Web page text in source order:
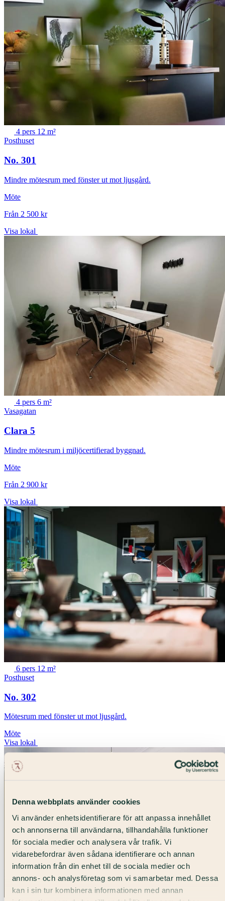
Denna webbplats använder cookies
Vi använder enhetsidentifierare för att anpassa innehållet
och annonserna till användarna, tillhandahålla funktioner
för sociala medier och analysera vår trafik. Vi
vidarebefordrar även sådana identifierare och annan
information från din enhet till de sociala medier och
annons- och analysföretag som vi samarbetar med. Dessa
kan i sin tur kombinera informationen med annan
4 pers 12 m²
Posthuset
No. 301
Mindre mötesrum med fönster ut mot ljusgård.
Möte
Från 2 500 kr
Visa lokal
4 pers 6 m²
Vasagatan
Clara 5
Mindre mötesrum i miljöcertifierad byggnad.
Möte
Från 2 900 kr
Visa lokal
6 pers 12 m²
Posthuset
No. 302
Mötesrum med fönster ut mot ljusgård.
Möte
Visa lokal